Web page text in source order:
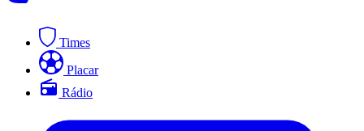
Times
Placar
Rádio